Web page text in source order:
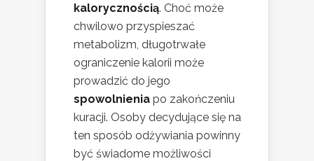
kalorycznością. Choć może
chwilowo przyspieszać
metabolizm, długotrwałe
ograniczenie kalorii może
prowadzić do jego
spowolnienia po zakończeniu
kuracji. Osoby decydujące się na
ten sposób odżywiania powinny
być świadome możliwości